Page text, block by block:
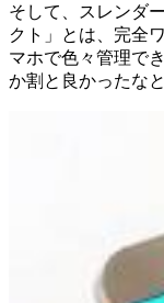
そして、スレンダ
クト」とは、完全
マホで色々管理で
か割と良かったな